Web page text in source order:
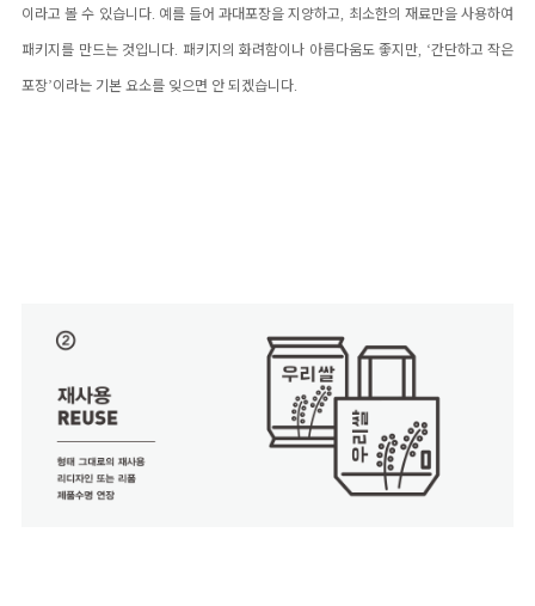
이라고 볼 수 있습니다. 예를 들어 과대포장을 지양하고, 최소한의 재료만을 사용하여
패키지를 만드는 것입니다. 패키지의 화려함이나 아름다움도 좋지만, ‘간단하고 작은
포장’이라는 기본 요소를 잊으면 안 되겠습니다.